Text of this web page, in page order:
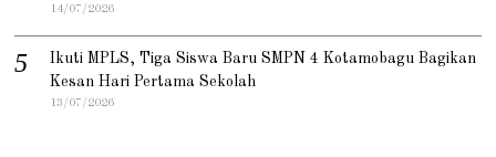
14/07/2026
Ikuti MPLS, Tiga Siswa Baru SMPN 4 Kotamobagu Bagikan
Kesan Hari Pertama Sekolah
13/07/2026